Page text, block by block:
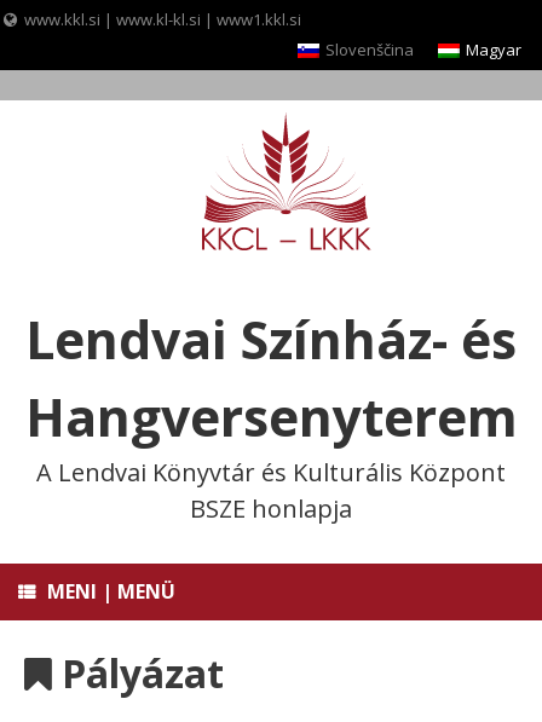
www.kkl.si | www.kl-kl.si | www1.kkl.si
Slovenščina
Magyar
Lendvai Színház- és
Hangversenyterem
A Lendvai Könyvtár és Kulturális Központ
BSZE honlapja
MENI | MENÜ
Pályázat